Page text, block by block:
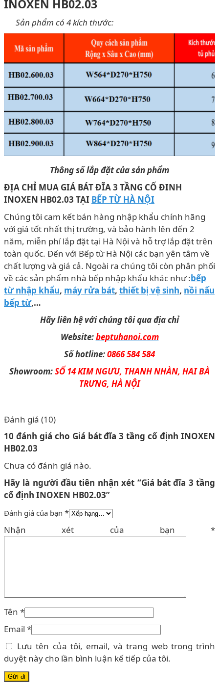
INOXEN HB02.03
Sản phẩm có 4 kích thước:
Thông số lắp đặt của sản phẩm
ĐỊA CHỈ MUA GIÁ BÁT ĐĨA 3 TẦNG CỐ ĐINH
INOXEN HB02.03 TẠI BẾP TỪ HÀ NỘI
Chúng tôi cam kết bán hàng nhập khẩu chính hãng
với giá tốt nhất thị trường, và bảo hành lên đến 2
năm, miễn phí lắp đặt tại Hà Nội và hỗ trợ lắp đặt trên
toàn quốc. Đến với Bếp từ Hà Nội các bạn yên tâm về
chất lượng và giá cả. Ngoài ra chúng tôi còn phân phối
về các sản phẩm nhà bếp nhập khẩu khác như :bếp
từ nhập khẩu, máy rửa bát, thiết bị vệ sinh, nồi nấu
bếp từ,…
Hãy liên hệ với chúng tôi qua địa chỉ
Website:beptuhanoi.com
Số hotline:0866 584 584
Showroom:SỐ 14 KIM NGƯU, THANH NHÀN, HAI BÀ
TRƯNG, HÀ NỘI
Đánh giá (10)
10 đánh giá cho Giá bát đĩa 3 tầng cố định INOXEN
HB02.03
Chưa có đánh giá nào.
Hãy là người đầu tiên nhận xét “Giá bát đĩa 3 tầng
cố định INOXEN HB02.03”
Đánh giá của bạn *
Nhận xét của bạn *
Tên *
Email *
Lưu tên của tôi, email, và trang web trong trình
duyệt này cho lần bình luận kế tiếp của tôi.